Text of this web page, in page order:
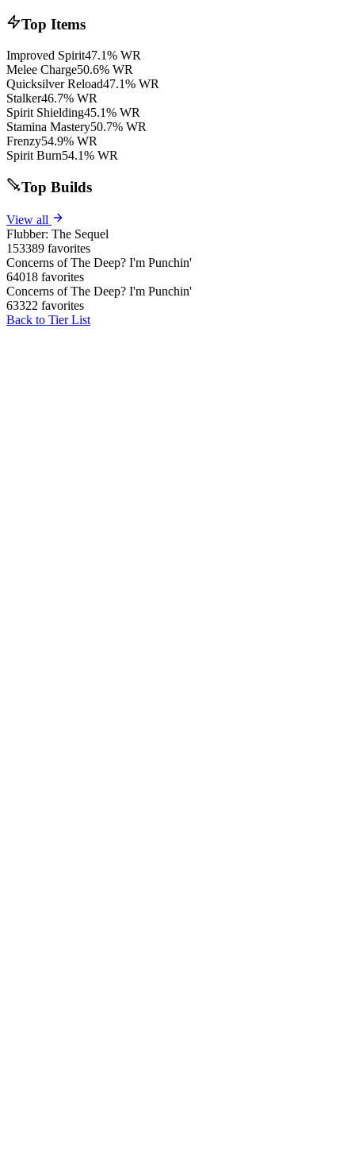
Top Items
Improved Spirit47.1% WR
Melee Charge50.6% WR
Quicksilver Reload47.1% WR
Stalker46.7% WR
Spirit Shielding45.1% WR
Stamina Mastery50.7% WR
Frenzy54.9% WR
Spirit Burn54.1% WR
Top Builds
View all
Flubber: The Sequel
153389 favorites
Concerns of The Deep? I'm Punchin'
64018 favorites
Concerns of The Deep? I'm Punchin'
63322 favorites
Back to Tier List